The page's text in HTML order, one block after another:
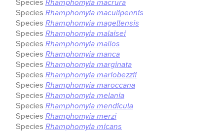
Species Rhamphomyia macrura
Species Rhamphomyia maculipennis
Species Rhamphomyia magellensis
Species Rhamphomyia malaisei
Species Rhamphomyia mallos
Species Rhamphomyia manca
Species Rhamphomyia marginata
Species Rhamphomyia mariobezzii
Species Rhamphomyia maroccana
Species Rhamphomyia melania
Species Rhamphomyia mendicula
Species Rhamphomyia merzi
Species Rhamphomyia micans